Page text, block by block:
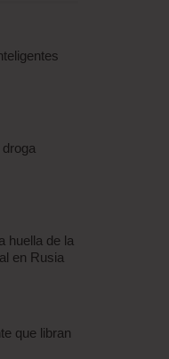
huella de la
en Rusia
que libran